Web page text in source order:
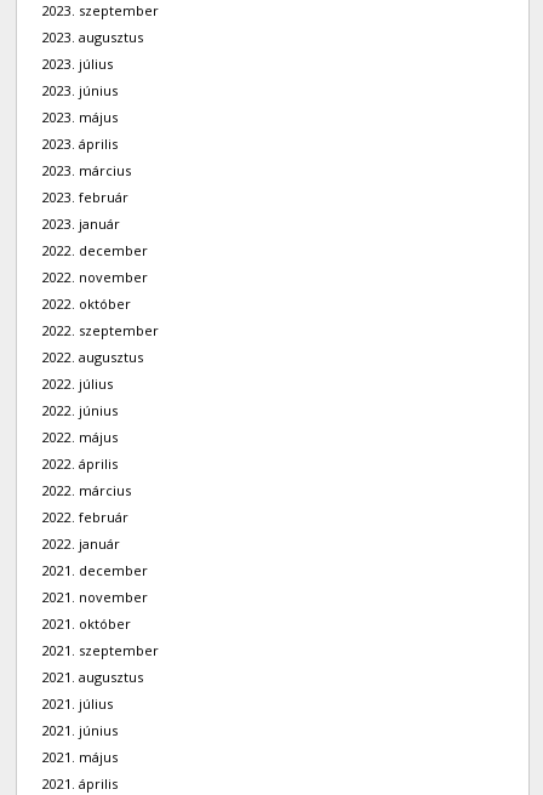
2023. szeptember
2023. augusztus
2023. július
2023. június
2023. május
2023. április
2023. március
2023. február
2023. január
2022. december
2022. november
2022. október
2022. szeptember
2022. augusztus
2022. július
2022. június
2022. május
2022. április
2022. március
2022. február
2022. január
2021. december
2021. november
2021. október
2021. szeptember
2021. augusztus
2021. július
2021. június
2021. május
2021. április